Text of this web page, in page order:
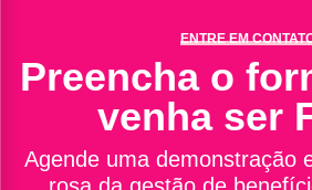
ENTRE EM
Preencha o
venha ser
Agende uma demonstração